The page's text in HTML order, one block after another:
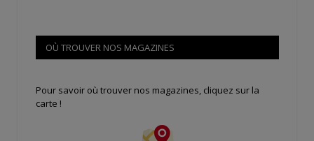
OÙ TROUVER NOS MAGAZINES
Pour savoir où trouver nos magazines, cliquez sur la
carte !